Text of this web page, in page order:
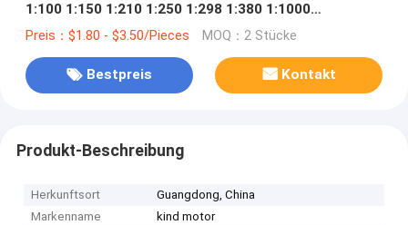
1:100 1:150 1:210 1:250 1:298 1:380 1:1000
Getriebeverringerung Verhältnis Getriebemotor
Preis：$1.80 - $3.50/Pieces MOQ：2 Stücke
Bestpreis Kontakt
Produkt-Beschreibung
Herkunftsort
Guangdong, China
Markenname
kind motor